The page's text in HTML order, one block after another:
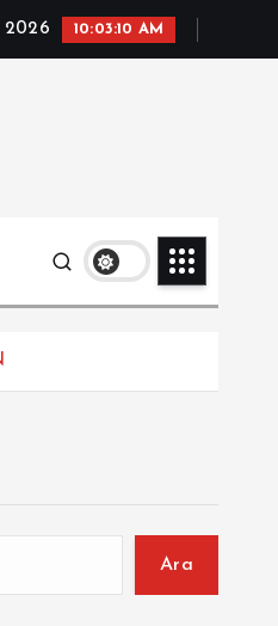
2026 10:03:11 AM
Ara